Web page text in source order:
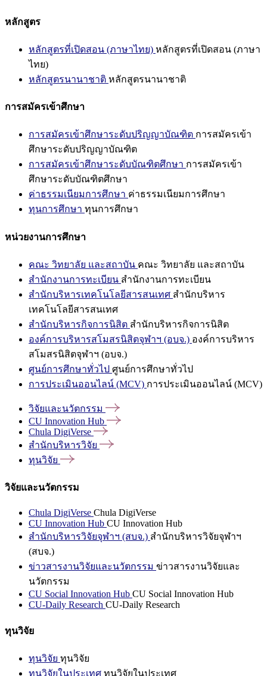
หลักสูตร
หลักสูตรที่เปิดสอน (ภาษาไทย) หลักสูตรที่เปิดสอน (ภาษา
ไทย)
หลักสูตรนานาชาติ หลักสูตรนานาชาติ
การสมัครเข้าศึกษา
การสมัครเข้าศึกษาระดับปริญญาบัณฑิต การสมัครเข้า
ศึกษาระดับปริญญาบัณฑิต
การสมัครเข้าศึกษาระดับบัณฑิตศึกษา การสมัครเข้า
ศึกษาระดับบัณฑิตศึกษา
ค่าธรรมเนียมการศึกษา ค่าธรรมเนียมการศึกษา
ทุนการศึกษา ทุนการศึกษา
หน่วยงานการศึกษา
คณะ วิทยาลัย และสถาบัน คณะ วิทยาลัย และสถาบัน
สำนักงานการทะเบียน สำนักงานการทะเบียน
สำนักบริหารเทคโนโลยีสารสนเทศ สำนักบริหาร
เทคโนโลยีสารสนเทศ
สำนักบริหารกิจการนิสิต สำนักบริหารกิจการนิสิต
องค์การบริหารสโมสรนิสิตจุฬาฯ (อบจ.) องค์การบริหาร
สโมสรนิสิตจุฬาฯ (อบจ.)
ศูนย์การศึกษาทั่วไป ศูนย์การศึกษาทั่วไป
การประเมินออนไลน์ (MCV) การประเมินออนไลน์ (MCV)
วิจัยและนวัตกรรม
CU Innovation Hub
Chula DigiVerse
สำนักบริหารวิจัย
ทุนวิจัย
วิจัยและนวัตกรรม
Chula DigiVerse Chula DigiVerse
CU Innovation Hub CU Innovation Hub
สำนักบริหารวิจัยจุฬาฯ (สบจ.) สำนักบริหารวิจัยจุฬาฯ
(สบจ.)
ข่าวสารงานวิจัยและนวัตกรรม ข่าวสารงานวิจัยและ
นวัตกรรม
CU Social Innovation Hub CU Social Innovation Hub
CU-Daily Research CU-Daily Research
ทุนวิจัย
ทุนวิจัย ทุนวิจัย
ทุนวิจัยในประเทศ ทุนวิจัยในประเทศ